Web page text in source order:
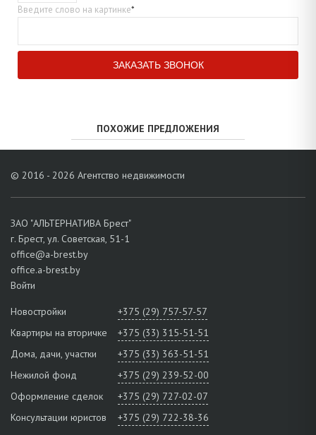
Введите слово на картинке*
ПОХОЖИЕ ПРЕДЛОЖЕНИЯ
© 2016 - 2026 Агентство недвижимости
ЗАО "АЛЬТЕРНАТИВА Брест"
г. Брест, ул. Советская, 51-1
office@a-brest.by
office.a-brest.by
Войти
Новостройки
+375 (29) 757-57-57
Квартиры на вторичке
+375 (33) 315-51-51
Дома, дачи, участки
+375 (33) 363-51-51
Нежилой фонд
+375 (29) 239-52-00
Оформление сделок
+375 (29) 727-02-07
Консультации юристов
+375 (29) 722-38-36